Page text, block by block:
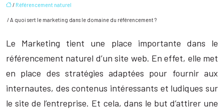
/ Référencement naturel
/ A quoi sert le marketing dans le domaine du référencement ?
Le Marketing tient une place importante dans le
référencement naturel d’un site web. En effet, elle met
en place des stratégies adaptées pour fournir aux
internautes, des contenus intéressants et ludiques sur
le site de l’entreprise. Et cela, dans le but d’attirer une